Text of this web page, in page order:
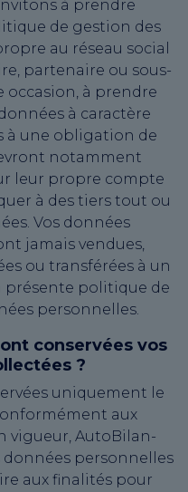
à prendre
de gestion des
au réseau social
partenaire ou sous-
occasion, à prendre
à caractère
à une obligation de
notamment
leur propre compte
à des tiers tout ou
Vos données
jamais vendues,
ou transférées à un
présente politique de
personnelles.
conservées vos
?
uniquement le
aux
vigueur, AutoBilan-
données personnelles
aux finalités pour